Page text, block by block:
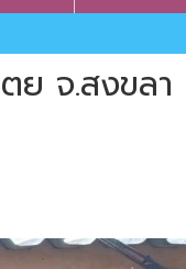
ย จ.สงขลา